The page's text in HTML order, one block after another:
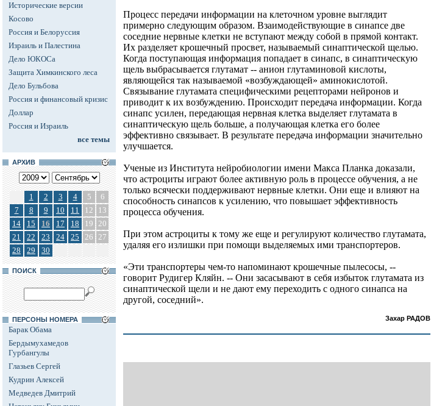
Исторические версии
Косово
Россия и Белоруссия
Израиль и Палестина
Дело ЮКОСа
Защита Химкинского леса
Дело Бульбова
Россия и финансовый кризис
Доллар
Россия и Израиль
все темы
АРХИВ
1 2 3 4 5
6
7
8 9 10 11 12
13
14
15 16 17 18 19 20
21
22 23 24 25 26 27
28
29 30
ПОИСК
ПЕРСОНЫ НОМЕРА
Барак Обама
Бердымухамедов
Гурбангулы
Глазьев Сергей
Кудрин Алексей
Медведев Дмитрий
Процесс передачи информации на клеточном уровне выглядит
примерно следующим образом. Взаимодействующие в синапсе две
соседние нервные клетки не вступают между собой в прямой контакт.
Их разделяет крошечный просвет, называемый синаптической щелью.
Когда поступающая информация попадает в синапс, в синаптическую
щель выбрасывается глутамат -- анион глутаминовой кислоты,
являющейся так называемой «возбуждающей» аминокислотой.
Связывание глутамата специфическими рецепторами нейронов и
приводит к их возбуждению. Происходит передача информации. Когда
синапс усилен, передающая нервная клетка выделяет глутамата в
синаптическую щель больше, а получающая клетка его более
эффективно связывает. В результате передача информации значительно
улучшается.
Ученые из Института нейробиологии имени Макса Планка доказали,
что астроциты играют более активную роль в процессе обучения, а не
только всячески поддерживают нервные клетки. Они еще и влияют на
способность синапсов к усилению, что повышает эффективность
процесса обучения.
При этом астроциты к тому же еще и регулируют количество глутамата,
удаляя его излишки при помощи выделяемых ими транспортеров.
«Эти транспортеры чем-то напоминают крошечные пылесосы, --
говорит Рудигер Кляйн. -- Они засасывают в себя избыток глутамата из
синаптической щели и не дают ему переходить с одного синапса на
другой, соседний».
Захар РАДОВ